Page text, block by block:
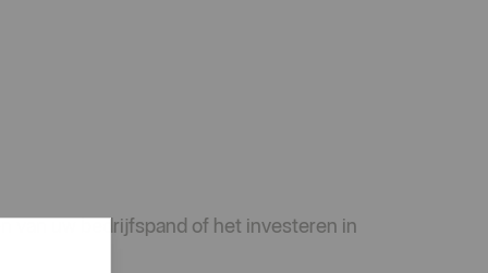
van uw bedrijfspand of het investeren in